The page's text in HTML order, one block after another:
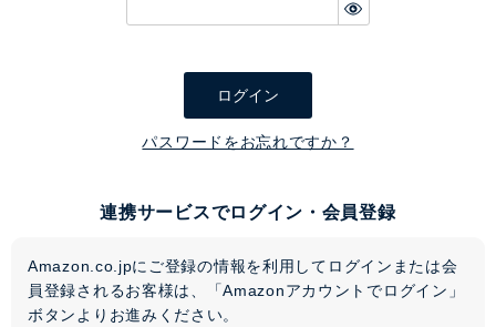
必
ログイン
パスワードをお忘れですか？
連携サービスでログイン・会員登録
Amazon.co.jpにご登録の情報を利用してログインまたは会
員登録されるお客様は、「Amazonアカウントでログイン」
ボタンよりお進みください。